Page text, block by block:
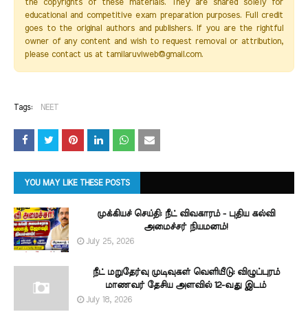
the copyrights of these materials. They are shared solely for
educational and competitive exam preparation purposes. Full credit
goes to the original authors and publishers. If you are the rightful
owner of any content and wish to request removal or attribution,
please contact us at tamilaruviweb@gmail.com.
Tags: NEET
YOU MAY LIKE THESE POSTS
முக்கியச் செய்தி: நீட் விவகாரம் - புதிய கல்வி
அமைச்சர் நியமனம்!
July 25, 2026
நீட் மறுதேர்வு முடிவுகள் வெளியீடு: விழுப்புரம்
மாணவர் தேசிய அளவில் 12-வது இடம்
July 18, 2026